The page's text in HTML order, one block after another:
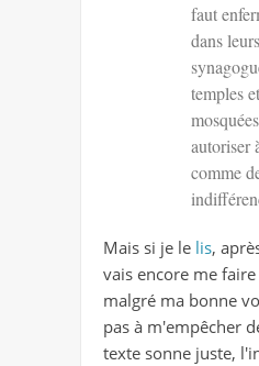
faut
dans
temples
autoriser
comme
Mais si je le lis,
vais encore me
malgré ma bonne
pas à m'empêcher
texte sonne juste,